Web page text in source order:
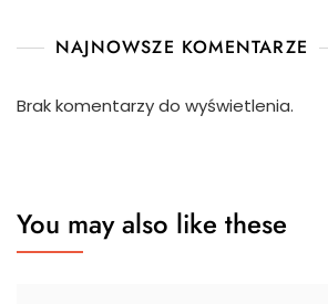
NAJNOWSZE KOMENTARZE
Brak komentarzy do wyświetlenia.
You may also like these